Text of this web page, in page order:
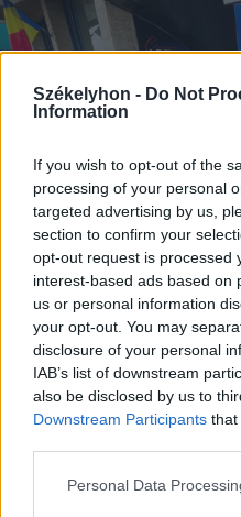
Székelyhon - Do Not
Information
If you wish to opt-out of the
processing of your personal
targeted advertising by us,
section to confirm your
opt-out request is processed
interest-based ads based on
us or personal information
your opt-out. You may
disclosure of your personal
IAB’s list of downstream
also be disclosed by us to
Downstream Participants that
Personal Data
FOTÓ: RAB ZOLTÁN
107 betöltésre
Kovászna
kínálatában
és Szakképző